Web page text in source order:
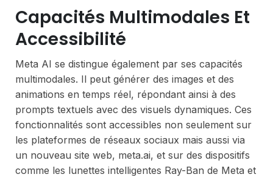
Capacités Multimodales Et
Accessibilité
Meta AI se distingue également par ses capacités
multimodales. Il peut générer des images et des
animations en temps réel, répondant ainsi à des
prompts textuels avec des visuels dynamiques. Ces
fonctionnalités sont accessibles non seulement sur
les plateformes de réseaux sociaux mais aussi via
un nouveau site web, meta.ai, et sur des dispositifs
comme les lunettes intelligentes Ray-Ban de Meta et